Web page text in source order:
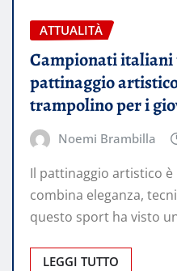
ATTUALITÀ
Campionati italiani
pattinaggio
trampolino per i
Noemi Brambilla
Il pattinaggio artistico è
combina eleganza,
questo sport ha visto
LEGGI TUTTO